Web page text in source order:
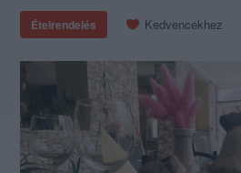
Ételrendelés Kedvencekhez